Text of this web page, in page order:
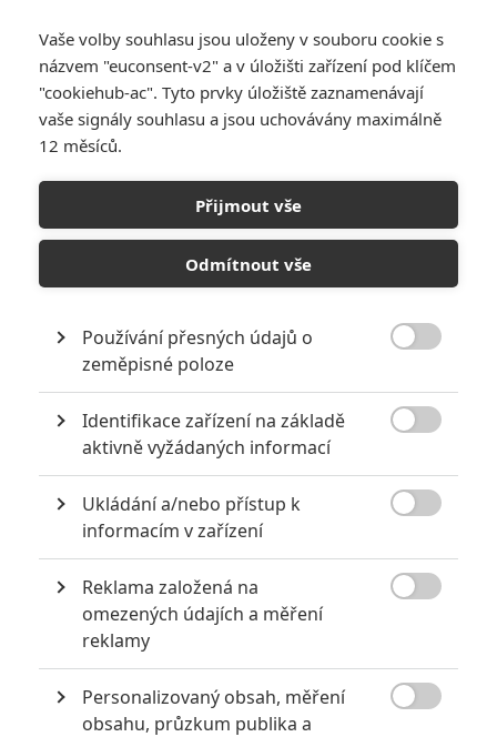
degradován a poslán do vyhnanství. V pátrání pokračuje na vlastní
pěst, čímž ohrozí život svůj i své ženy. Román je inspirován
skutečným případem takzvaného Rostovského rozparovače.
KOMENTÁŘE
PŘIDAT NOVÝ KOMENTÁŘ
Pro psaní komentářů, se přihlašte.
*/10
Nerecenzováno
*/10
Zatím nehodnoceno
Pro hodnocení musíte být přihlášen.
Vaše volby souhlasu jsou uloženy v souboru cookie s
názvem "euconsent-v2" a v úložišti zařízení pod klíčem
"cookiehub-ac". Tyto prvky úložiště zaznamenávají
vaše signály souhlasu a jsou uchovávány maximálně
12 měsíců.
Přijmout vše
Odmítnout vše
Používání přesných údajů o
zeměpisné poloze
Identifikace zařízení na základě
aktivně vyžádaných informací
Ukládání a/nebo přístup k
informacím v zařízení
Reklama založená na
omezených údajích a měření
reklamy
Personalizovaný obsah, měření
obsahu, průzkum publika a